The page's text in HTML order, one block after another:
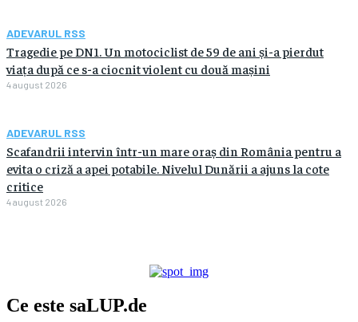
ADEVARUL RSS
Tragedie pe DN1. Un motociclist de 59 de ani și-a pierdut
viața după ce s-a ciocnit violent cu două mașini
4 august 2026
ADEVARUL RSS
Scafandrii intervin într-un mare oraș din România pentru a
evita o criză a apei potabile. Nivelul Dunării a ajuns la cote
critice
4 august 2026
Ce este saLUP.de